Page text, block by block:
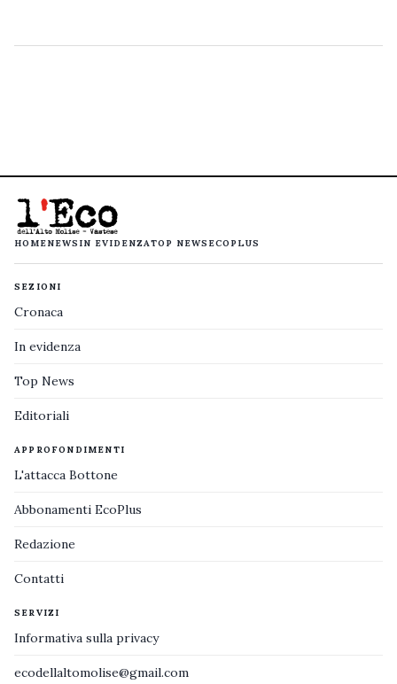
HOMENEWS IN EVIDENZATOP NEWS ECOPLUS
SEZIONI
Cronaca
In evidenza
Top News
Editoriali
APPROFONDIMENTI
L'attacca Bottone
Abbonamenti EcoPlus
Redazione
Contatti
SERVIZI
Informativa sulla privacy
ecodellaltomolise@gmail.com